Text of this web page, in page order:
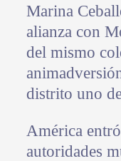
Marina
alianza con
del mismo
distrito uno
América
autoridades